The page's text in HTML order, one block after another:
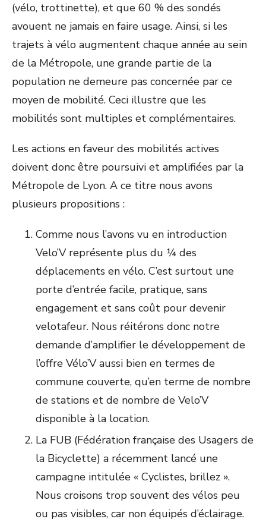
(vélo, trottinette), et que 60 % des sondés
avouent ne jamais en faire usage. Ainsi, si les
trajets à vélo augmentent chaque année au sein
de la Métropole, une grande partie de la
population ne demeure pas concernée par ce
moyen de mobilité. Ceci illustre que les
mobilités sont multiples et complémentaires.
Les actions en faveur des mobilités actives
doivent donc être poursuivi et amplifiées par la
Métropole de Lyon. A ce titre nous avons
plusieurs propositions :
Comme nous l’avons vu en introduction
Velo’V représente plus du ¼ des
déplacements en vélo. C’est surtout une
porte d’entrée facile, pratique, sans
engagement et sans coût pour devenir
velotafeur. Nous réitérons donc notre
demande d’amplifier le développement de
l’offre Vélo’V aussi bien en termes de
commune couverte, qu’en terme de nombre
de stations et de nombre de Velo’V
disponible à la location.
La FUB (Fédération française des Usagers de
la Bicyclette) a récemment lancé une
campagne intitulée « Cyclistes, brillez ».
Nous croisons trop souvent des vélos peu
ou pas visibles, car non équipés d’éclairage.